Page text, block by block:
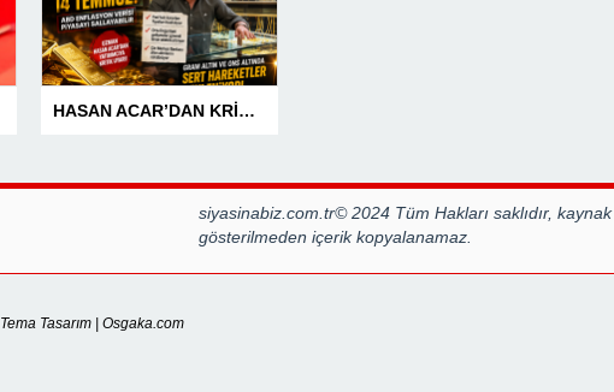
HASAN ACAR’DAN KRİTİK UYARI! ALTINDA GERİ SAYIM BAŞLADI! 14 TEMMUZ’DAKİ VERİ PİYASALARIN YÖNÜNÜ BELİRLEYECEK
siyasinabiz.com.tr© 2024 Tüm Hakları saklıdır, kaynak
gösterilmeden içerik kopyalanamaz.
Tema Tasarım | Osgaka.com